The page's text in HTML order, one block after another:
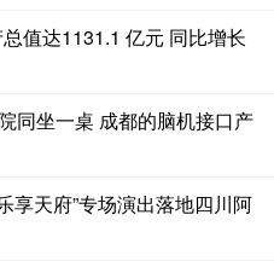
值达1131.1 亿元 同比增长
同坐一桌 成都的脑机接口产
享天府”专场演出落地四川阿